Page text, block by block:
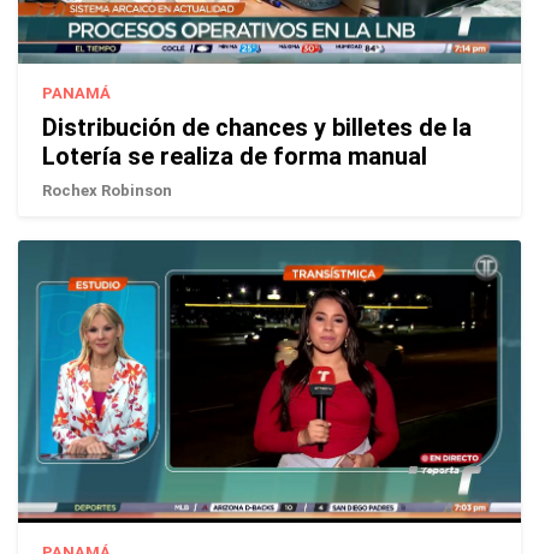
PANAMÁ
Distribución de chances y billetes de la
Lotería se realiza de forma manual
Rochex Robinson